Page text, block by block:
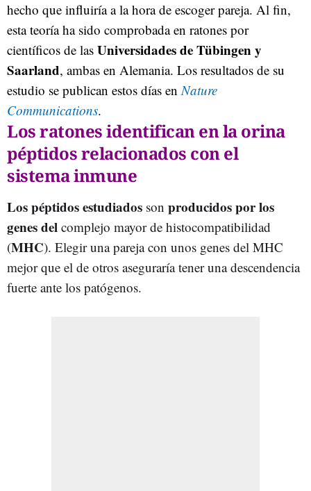
hecho que influiría a la hora de escoger pareja. Al fin,
esta teoría ha sido comprobada en ratones por
científicos de las Universidades de Tübingen y
Saarland, ambas en Alemania. Los resultados de su
estudio se publican estos días enNature
Communications.
Los ratones identifican en la orina
péptidos relacionados con el
sistema inmune
Los péptidos estudiados son producidos por los
genesdel complejo mayor de histocompatibilidad
(MHC). Elegir una pareja con unos genes del MHC
mejor que el de otros aseguraría tener una descendencia
fuerte ante los patógenos.